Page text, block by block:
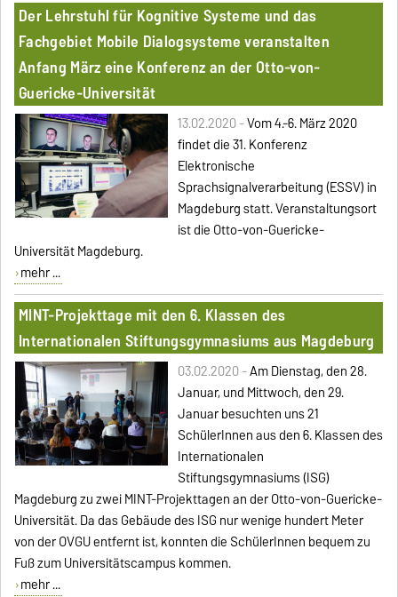
Der Lehrstuhl für Kognitive Systeme und das
Fachgebiet Mobile Dialogsysteme veranstalten
Anfang März eine Konferenz an der Otto-von-
Guericke-Universität
13.02.2020 -Vom 4.-6. März 2020
findet die 31. Konferenz
Elektronische
Sprachsignalverarbeitung (ESSV) in
Magdeburg statt. Veranstaltungsort
ist die Otto-von-Guericke-
Universität Magdeburg.
mehr ...
MINT-Projekttage mit den 6. Klassen des
Internationalen Stiftungsgymnasiums aus Magdeburg
03.02.2020 -Am Dienstag, den 28.
Januar, und Mittwoch, den 29.
Januar besuchten uns 21
SchülerInnen aus den 6. Klassen des
Internationalen
Stiftungsgymnasiums (ISG)
Magdeburg zu zwei MINT-Projekttagen an der Otto-von-Guericke-
Universität. Da das Gebäude des ISG nur wenige hundert Meter
von der OVGU entfernt ist, konnten die SchülerInnen bequem zu
Fuß zum Universitätscampus kommen.
mehr ...